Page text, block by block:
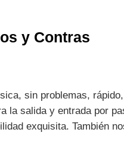
y Contras
sin problemas,
la salida y entrada por
exquisita. También